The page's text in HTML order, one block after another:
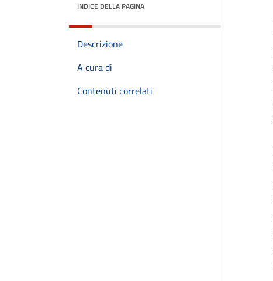
INDICE DELLA PAGINA
Descrizione
A cura di
Contenuti correlati